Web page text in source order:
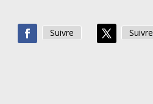
Suivre Suivre